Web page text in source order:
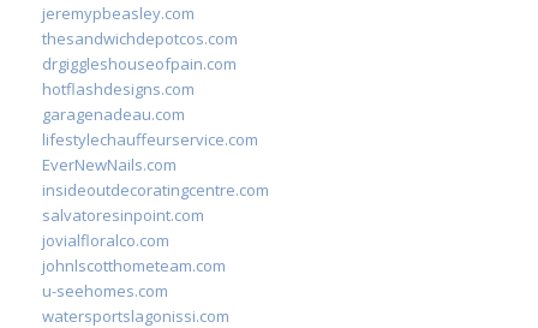
jeremypbeasley.com
thesandwichdepotcos.com
drgiggleshouseofpain.com
hotflashdesigns.com
garagenadeau.com
lifestylechauffeurservice.com
EverNewNails.com
insideoutdecoratingcentre.com
salvatoresinpoint.com
jovialfloralco.com
johnlscotthometeam.com
u-seehomes.com
watersportslagonissi.com